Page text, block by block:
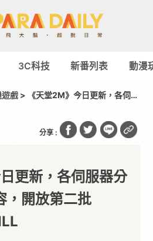
3C科技 新番列表 動漫
戲> 《天堂2M》今日更新，各伺服
分享 :
更新，各伺服器分
，開放第二批